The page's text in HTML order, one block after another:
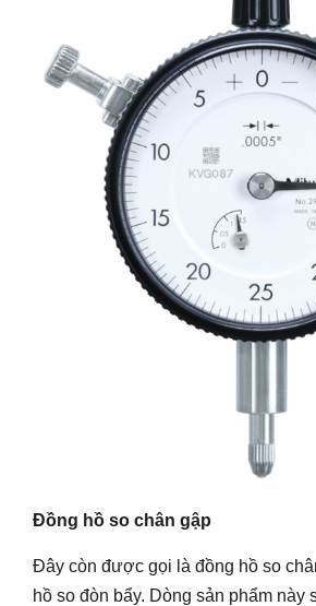
Đồng hồ so chân gập
Đây còn được gọi là đồng hồ so
hồ so đòn bẩy. Dòng sản phẩm này